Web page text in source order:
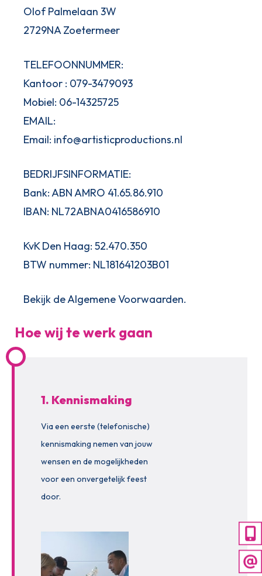
Olof Palmelaan 3W
2729NA Zoetermeer
TELEFOONNUMMER:
Kantoor : 079-3479093
Mobiel: 06-14325725
EMAIL:
Email: info@artisticproductions.nl
BEDRIJFSINFORMATIE:
Bank: ABN AMRO 41.65.86.910
IBAN: NL72ABNA0416586910
KvK Den Haag: 52.470.350
BTW nummer: NL181641203B01
Bekijk de Algemene Voorwaarden.
Hoe wij te werk gaan
1. Kennismaking
Via een eerste (telefonische)
kennismaking nemen van jouw
wensen en de mogelijkheden
voor een onvergetelijk feest
door.